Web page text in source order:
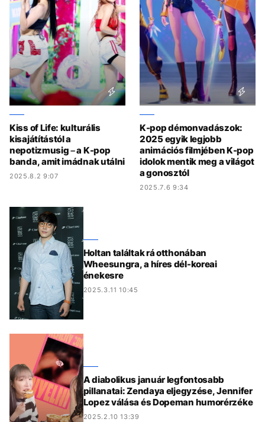
Kiss of Life: kulturális
kisajátítástól a
nepotizmusig – a K-pop
banda, amit imádnak utálni
2025.8.2 9:07
K-pop démonvadászok:
2025 egyik legjobb
animációs filmjében K-pop
idolok mentik meg a világot
a gonosztól
2025.7.6 9:34
Holtan találtak rá otthonában
Wheesungra, a híres dél-koreai
énekesre
2025.3.11 10:45
A diabolikus január legfontosabb
pillanatai: Zendaya eljegyzése, Jennifer
Lopez válása és Dopeman humorérzéke
2025.2.10 13:39